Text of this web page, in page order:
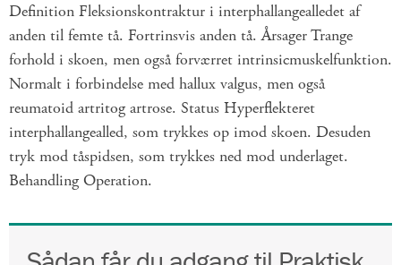
Definition Fleksionskontraktur i interphallangealledet af
anden til femte tå. Fortrinsvis anden tå. Årsager Trange
forhold i skoen, men også forværret intrinsicmuskelfunktion.
Normalt i forbindelse med hallux valgus, men også
reumatoid artritog artrose. Status Hyperflekteret
interphallangealled, som trykkes op imod skoen. Desuden
tryk mod tåspidsen, som trykkes ned mod underlaget.
Behandling Operation.